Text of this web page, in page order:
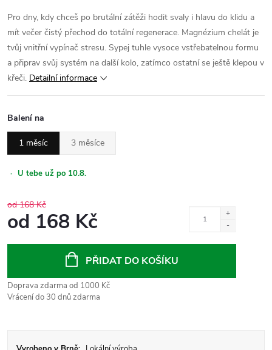
Pro dny, kdy chceš po brutální zátěži hodit svaly i hlavu do klidu a
mít večer čistý přechod do totální regenerace. Magnézium chelát je
tvůj vnitřní vypínač stresu. Sypej tuhle vysoce vstřebatelnou formu
a připrav svůj systém na další kolo, zatímco ostatní se ještě klepou v
křeči. Detailní informace
Balení na
1 měsíc 3 měsíce
· U tebe už po 10.8.
od 168 Kč
od 168 Kč
PŘIDAT DO KOŠÍKU
Doprava zdarma od 1000 Kč
Vrácení do 30 dnů zdarma